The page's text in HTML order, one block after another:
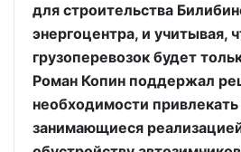
для строительства
энергоцентра, и учитывая,
грузоперевозок будет
Роман Копин поддержал
необходимости
занимающиеся